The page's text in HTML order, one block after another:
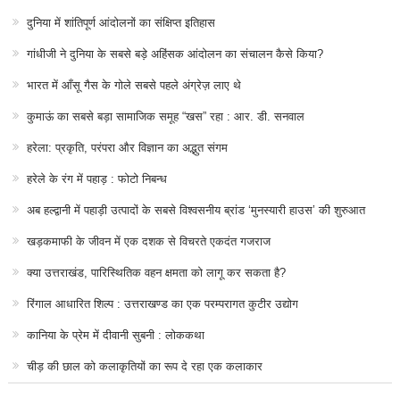
दुनिया में शांतिपूर्ण आंदोलनों का संक्षिप्त इतिहास
गांधीजी ने दुनिया के सबसे बड़े अहिंसक आंदोलन का संचालन कैसे किया?
भारत में आँसू गैस के गोले सबसे पहले अंग्रेज़ लाए थे
कुमाऊं का सबसे बड़ा सामाजिक समूह “खस” रहा : आर. डी. सनवाल
हरेला: प्रकृति, परंपरा और विज्ञान का अद्भुत संगम
हरेले के रंग में पहाड़ : फोटो निबन्ध
अब हल्द्वानी में पहाड़ी उत्पादों के सबसे विश्वसनीय ब्रांड ‘मुनस्यारी हाउस’ की शुरुआत
खड़कमाफी के जीवन में एक दशक से विचरते एकदंत गजराज
क्या उत्तराखंड, पारिस्थितिक वहन क्षमता को लागू कर सकता है?
रिंगाल आधारित शिल्प : उत्तराखण्ड का एक परम्परागत कुटीर उद्योग
कानिया के प्रेम में दीवानी सुबनी : लोककथा
चीड़ की छाल को कलाकृतियों का रूप दे रहा एक कलाकार